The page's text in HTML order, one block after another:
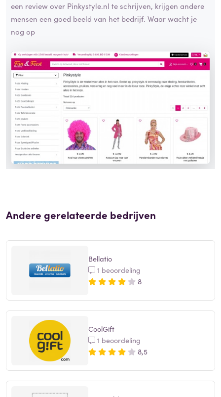
een review over Pinkystyle.nl te schrijven, krijgen andere
mensen een goed beeld van het bedrijf. Waar wacht je
nog op
Andere gerelateerde bedrijven
Bellatio
1 beoordeling
8
CoolGift
1 beoordeling
8,5